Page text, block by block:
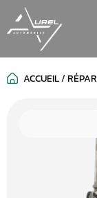
ACCUEIL/